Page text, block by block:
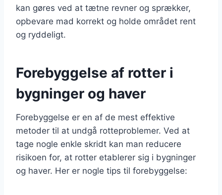
kan gøres ved at tætne revner og sprækker,
opbevare mad korrekt og holde området rent
og ryddeligt.
Forebyggelse af rotter i
bygninger og haver
Forebyggelse er en af de mest effektive
metoder til at undgå rotteproblemer. Ved at
tage nogle enkle skridt kan man reducere
risikoen for, at rotter etablerer sig i bygninger
og haver. Her er nogle tips til forebyggelse: